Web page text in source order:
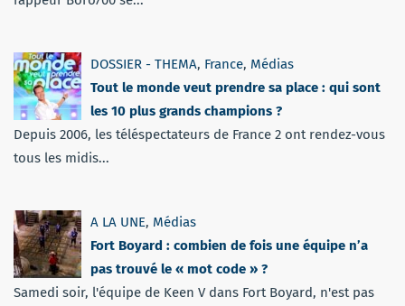
DOSSIER - THEMA, France, Médias
Tout le monde veut prendre sa place : qui sont
les 10 plus grands champions ?
Depuis 2006, les téléspectateurs de France 2 ont rendez-vous
tous les midis...
A LA UNE, Médias
Fort Boyard : combien de fois une équipe n’a
pas trouvé le « mot code » ?
Samedi soir, l'équipe de Keen V dans Fort Boyard, n'est pas